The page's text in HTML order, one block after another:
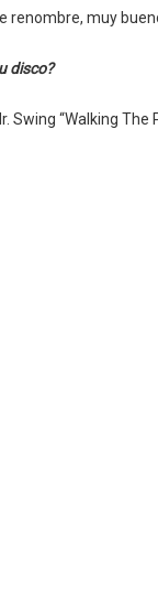
renombre, muy
disco?
Swing “Walking